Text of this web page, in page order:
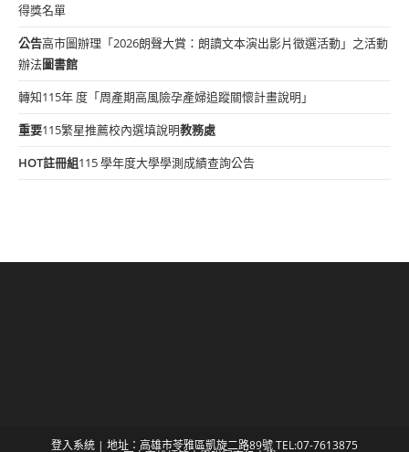
得獎名單
公告高市圖辦理「2026朗聲大賞：朗讀文本演出影片徵選活動」之活動
辦法圖書館
轉知115年 度「周產期高風險孕產婦追蹤關懷計畫說明」
重要115繁星推薦校內選填說明教務處
HOT註冊組115 學年度大學學測成績查詢公告
登入系統 | 地址：高雄市苓雅區凱旋二路89號 TEL:07-7613875